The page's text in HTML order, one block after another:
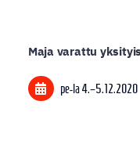
Maja varattu
pe-la4.–5.12.2020